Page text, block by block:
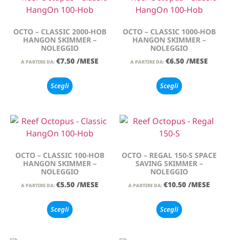
OCTO – CLASSIC 2000-HOB
HANGON SKIMMER –
NOLEGGIO
A PARTIRE DA: €7.50 /MESE
Scegli
OCTO – CLASSIC 1000-HOB
HANGON SKIMMER –
NOLEGGIO
A PARTIRE DA: €6.50 /MESE
Scegli
OCTO – CLASSIC 100-HOB
HANGON SKIMMER –
NOLEGGIO
A PARTIRE DA: €5.50 /MESE
Scegli
OCTO – REGAL 150-S SPACE
SAVING SKIMMER –
NOLEGGIO
A PARTIRE DA: €10.50 /MESE
Scegli